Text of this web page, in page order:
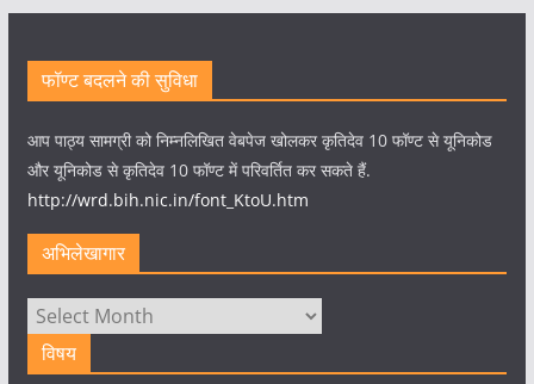
फॉण्ट बदलने की सुविधा
आप पाठ्य सामग्री को निम्नलिखित वेबपेज खोलकर कृतिदेव 10 फॉण्ट से यूनिकोड
और यूनिकोड से कृतिदेव 10 फॉण्ट में परिवर्तित कर सकते हैं.
http://wrd.bih.nic.in/font_KtoU.htm
अभिलेखागार
अभिलेखागार
विषय